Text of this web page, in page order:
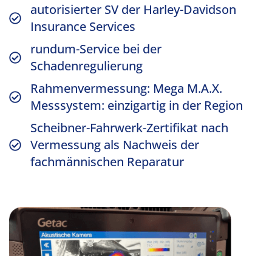
autorisierter SV der Harley-Davidson
Insurance Services
rundum-Service bei der
Schadenregulierung
Rahmenvermessung: Mega M.A.X.
Messsystem: einzigartig in der Region
Scheibner-Fahrwerk-Zertifikat nach
Vermessung als Nachweis der
fachmännischen Reparatur